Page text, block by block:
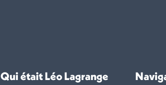
Qui était Léo Lagrange